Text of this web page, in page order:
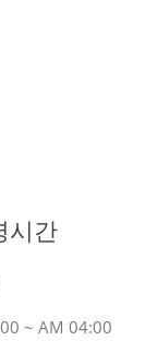
시간
~ AM 04:00